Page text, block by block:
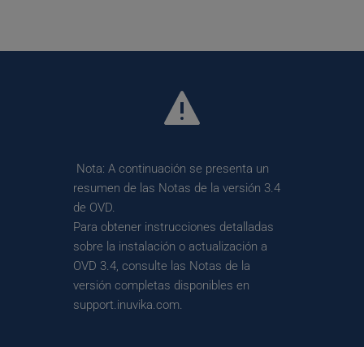
Nota: A continuación se presenta un
resumen de las Notas de la versión 3.4
de OVD.
Para obtener instrucciones detalladas
sobre la instalación o actualización a
OVD 3.4, consulte las Notas de la
versión completas disponibles en
support.inuvika.com.